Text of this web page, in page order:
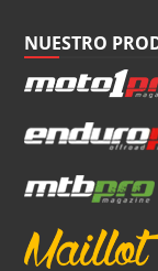
NUESTRO